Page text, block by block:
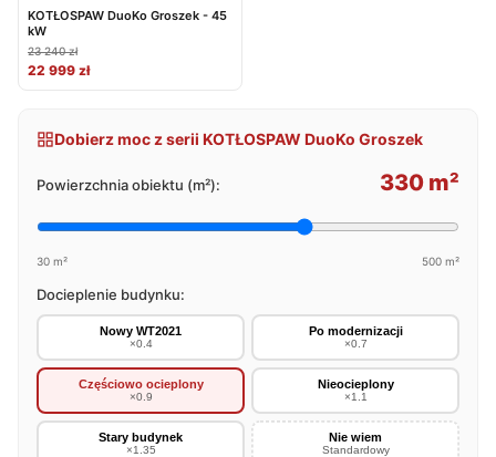
KOTŁOSPAW DuoKo Groszek - 45
kW
23 240 zł
22 999 zł
Dobierz moc z serii KOTŁOSPAW DuoKo Groszek
Powierzchnia obiektu (m²): 330 m²
30 m² 500 m²
Docieplenie budynku:
Nowy WT2021
×0.4
Po modernizacji
×0.7
Częściowo ocieplony
×0.9
Nieocieplony
×1.1
Stary budynek
×1.35
Nie wiem
Standardowy